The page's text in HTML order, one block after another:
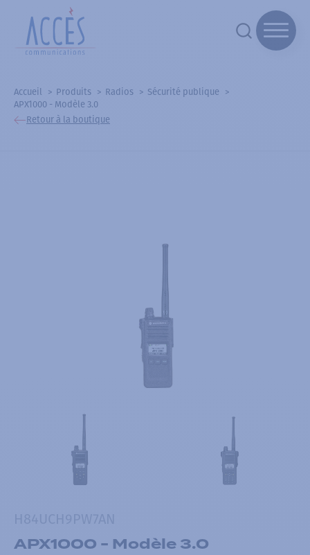
Accueil Produits Radios
Sécurité publique
APX1000 - Modèle 3.0
Retour à la boutique
APX1000 - Modèle 3.0